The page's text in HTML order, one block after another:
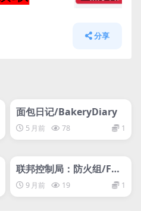
分享
面包日记/BakeryDiary
5 月前 78 1
联邦控制局：防火组/FB
C: Firebreak/支持网络联
机
9 月前 19 1